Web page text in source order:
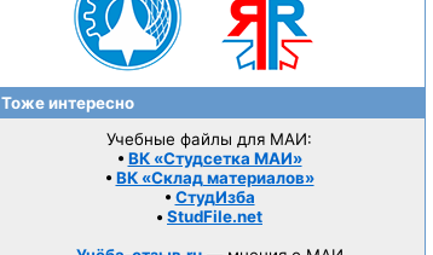
Тоже интересно
Учебные файлы для МАИ:
• ВК «Студсетка МАИ»
• ВК «Склад материалов»
• СтудИзба
• StudFile.net